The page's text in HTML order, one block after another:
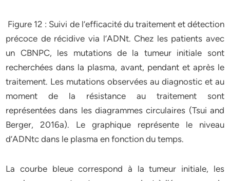
Figure 12 : Suivi de l’efficacité du traitement et détection
précoce de récidive via l’ADNt. Chez les patients avec
un CBNPC, les mutations de la tumeur initiale sont
recherchées dans la plasma, avant, pendant et après le
traitement. Les mutations observées au diagnostic et au
moment
de la résistance au traitement
sont
représentées dans les diagrammes circulaires (Tsui and
Berger,
2016a). Le graphique représente le
niveau
d’ADNtc dans le plasma en fonction du temps.
La courbe bleue correspond à la tumeur initiale, les